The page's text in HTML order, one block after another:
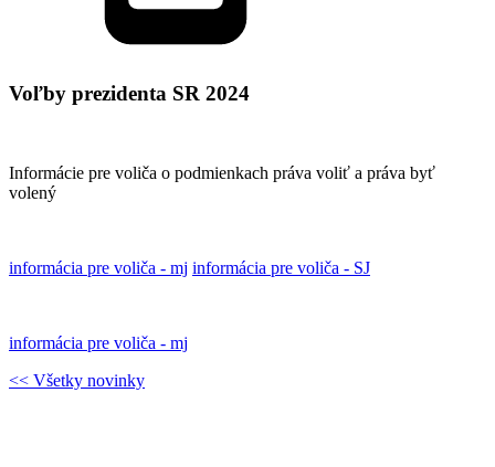
Voľby prezidenta SR 2024
Informácie pre voliča o podmienkach práva voliť a práva byť
volený
informácia pre voliča - mj informácia pre voliča - SJ
informácia pre voliča - mj
<< Všetky novinky